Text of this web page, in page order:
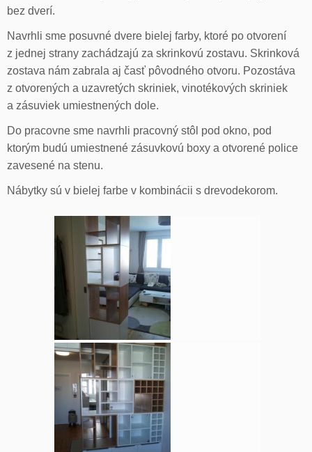
bez dverí.
Navrhli sme posuvné dvere bielej farby, ktoré po otvorení
z jednej strany zachádzajú za skrinkovú zostavu. Skrinková
zostava nám zabrala aj časť pôvodného otvoru. Pozostáva
z otvorených a uzavretých skriniek, vinotékových skriniek
a zásuviek umiestnených dole.
Do pracovne sme navrhli pracovný stôl pod okno, pod
ktorým budú umiestnené zásuvkovú boxy a otvorené police
zavesené na stenu.
Nábytky sú v bielej farbe v kombinácii s drevodekorom.